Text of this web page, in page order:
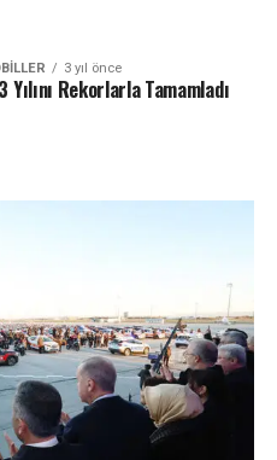
3 yıl önce
Yılını Rekorlarla Tamamladı